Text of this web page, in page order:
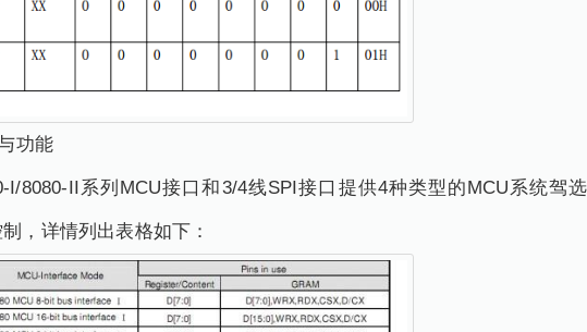
功能
I/8080-II系列MCU接口和3/4线SPI接口提供4种类型的MCU系统驾
，详情列出表格如下：